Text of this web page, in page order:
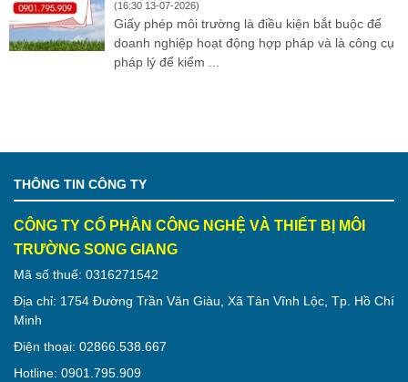
(16:30 13-07-2026)
Giấy phép môi trường là điều kiện bắt buộc để
doanh nghiệp hoạt động hợp pháp và là công cụ
pháp lý để kiểm ...
THÔNG TIN CÔNG TY
CÔNG TY CỔ PHẦN CÔNG NGHỆ VÀ THIẾT BỊ MÔI
TRƯỜNG SONG GIANG
Mã số thuế: 0316271542
Địa chỉ: 1754 Đường Trần Văn Giàu, Xã Tân Vĩnh Lộc, Tp. Hồ Chí
Minh
Điện thoại: 02866.538.667
Hotline: 0901.795.909